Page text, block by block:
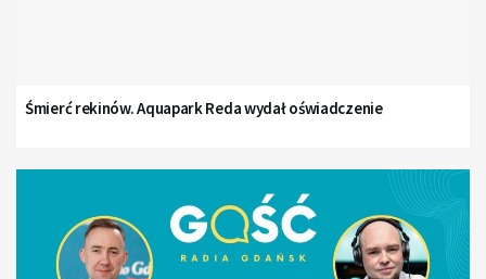
Śmierć rekinów. Aquapark Reda wydał oświadczenie